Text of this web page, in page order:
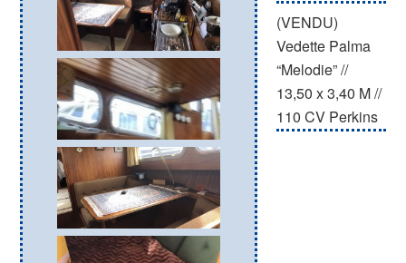
(VENDU)
Vedette Palma
“Melodie” //
13,50 x 3,40 M //
110 CV Perkins